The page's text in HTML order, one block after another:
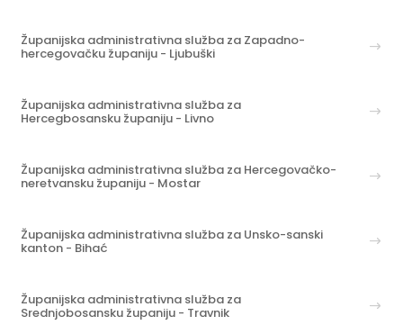
Županijska administrativna služba za Zapadno-
hercegovačku županiju - Ljubuški
Županijska administrativna služba za
Hercegbosansku županiju - Livno
Županijska administrativna služba za Hercegovačko-
neretvansku županiju - Mostar
Županijska administrativna služba za Unsko-sanski
kanton - Bihać
Županijska administrativna služba za
Srednjobosansku županiju - Travnik